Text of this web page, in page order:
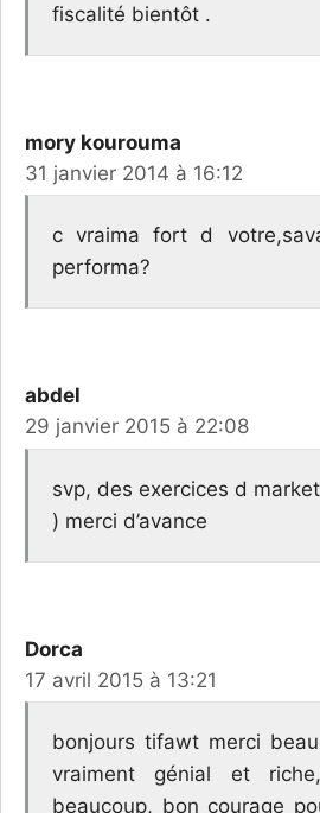
fiscalité bientôt .
mory kourouma
31 janvier 2014 à 16:12
c vraima fort d
performa?
abdel
29 janvier 2015 à 22:08
svp, des exercices d
) merci d’avance
Dorca
17 avril 2015 à 13:21
bonjours tifawt merci
vraiment génial et
beaucoup, bon courage